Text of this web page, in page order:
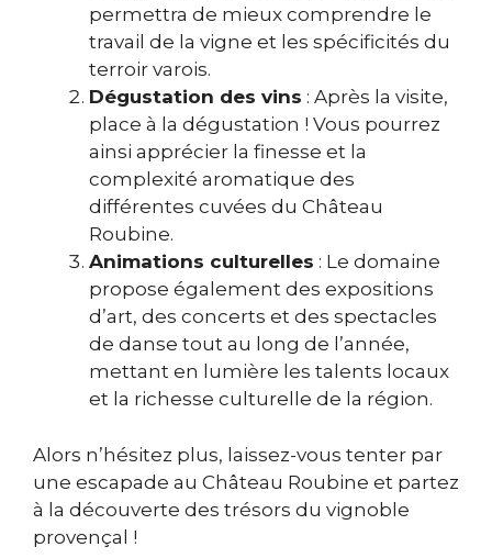
permettra de mieux comprendre le
travail de la vigne et les spécificités du
terroir varois.
Dégustation des vins : Après la visite,
place à la dégustation ! Vous pourrez
ainsi apprécier la finesse et la
complexité aromatique des
différentes cuvées du Château
Roubine.
Animations culturelles : Le domaine
propose également des expositions
d’art, des concerts et des spectacles
de danse tout au long de l’année,
mettant en lumière les talents locaux
et la richesse culturelle de la région.
Alors n’hésitez plus, laissez-vous tenter par
une escapade au Château Roubine et partez
à la découverte des trésors du vignoble
provençal !